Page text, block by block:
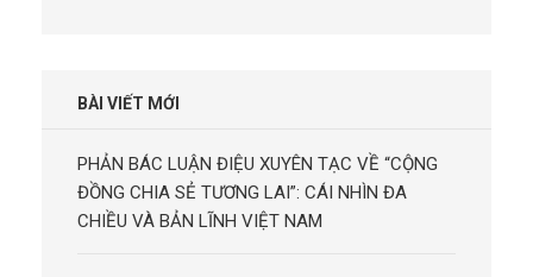
BÀI VIẾT MỚI
PHẢN BÁC LUẬN ĐIỆU XUYÊN TẠC VỀ “CỘNG
ĐỒNG CHIA SẺ TƯƠNG LAI”: CÁI NHÌN ĐA
CHIỀU VÀ BẢN LĨNH VIỆT NAM